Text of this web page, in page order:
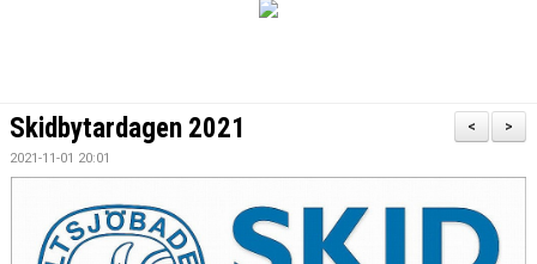
TÄVLING
KALENDER
SALTISBACKEN
>
<
Skidbytardagen 2021
2021-11-01 20:01